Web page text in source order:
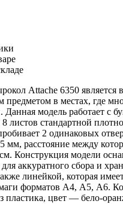
Attache 6350 является
предметом в местах, где
Данная модель работает с
листов стандартной
2 одинаковых
мм, расстояние между
см. Конструкция модели
аккуратного сбора и
линейкой, которая
форматов А4, А5, А6.
пластика, цвет — бело-